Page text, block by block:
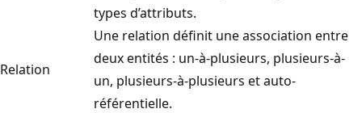
types d’attributs.
Relation
Une relation définit une association entre
deux entités : un-à-plusieurs, plusieurs-à-
un, plusieurs-à-plusieurs et auto-
référentielle.